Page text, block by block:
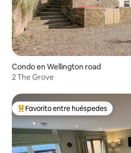
Condo en Wellington road
2 The Grove
Favorito entre huéspedes preferido
Favorito entre huéspedes